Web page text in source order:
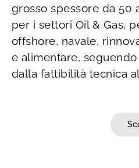
grosso spessore da 50
per i settori Oil & Gas,
offshore, navale,
e alimentare,
dalla fattibilità tecnica